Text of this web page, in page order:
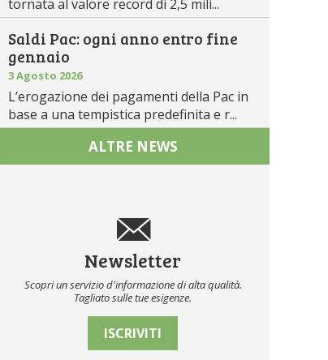
tornata al valore record di 2,5 mili...
Saldi Pac: ogni anno entro fine
gennaio
3 Agosto 2026
L’erogazione dei pagamenti della Pac in
base a una tempistica predefinita e r...
ALTRE NEWS
Newsletter
Scopri un servizio d'informazione di alta qualità.
Tagliato sulle tue esigenze.
ISCRIVITI